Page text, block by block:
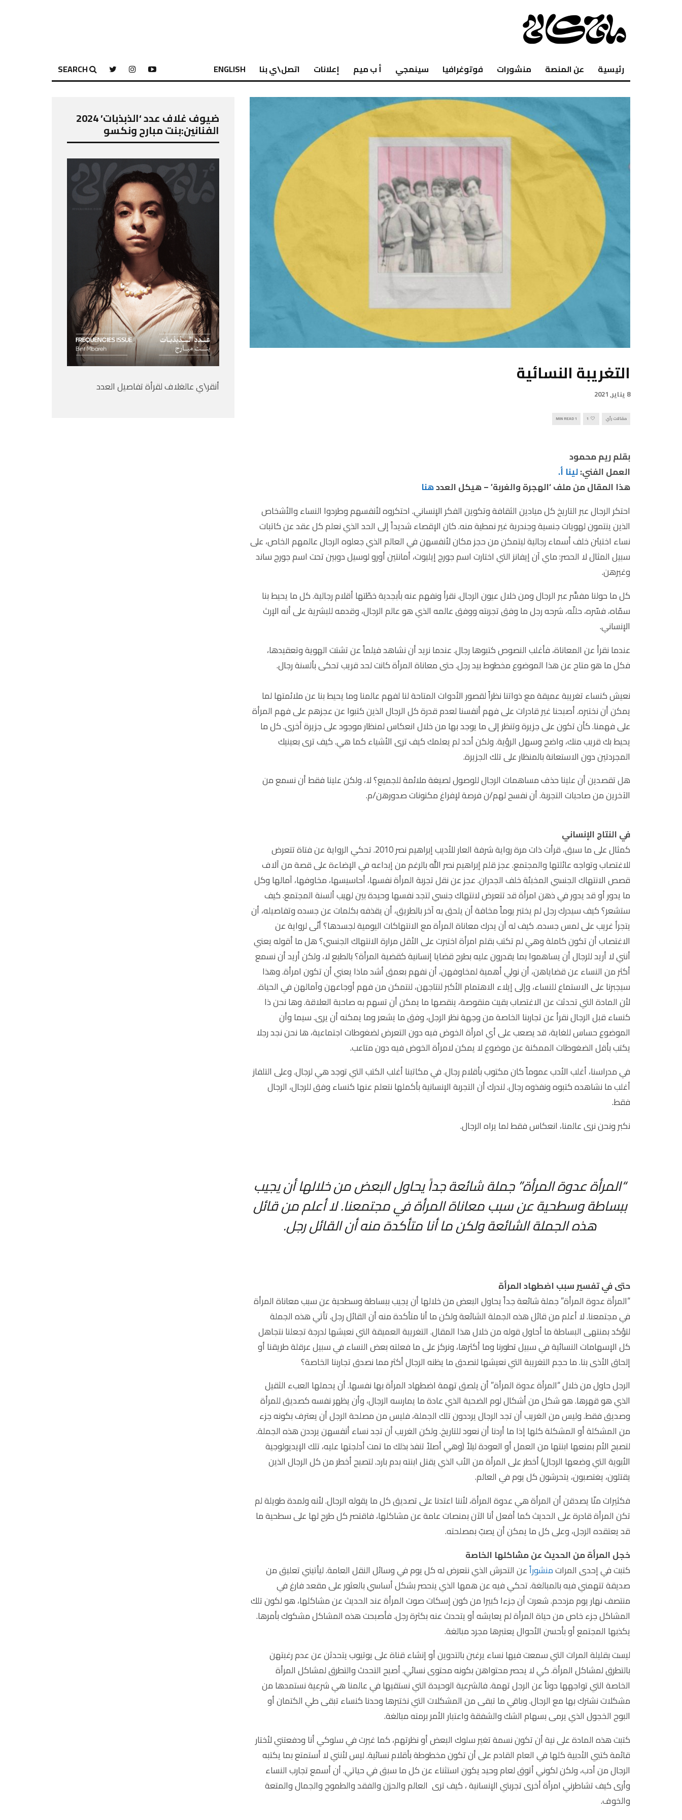
رئيسية عن المنصة منشورات فوتوغرافيا سينمجي أ ب ميم إعلانات اتصل\ي بنا ENGLISH
SEARCH
التغريبة النسائية
8 يناير, 2021
مقالات رأي 1
1 MIN READ
بقلم ريم محمود
العمل الفني:لينا أ.
هذا المقال من ملف ‘الهجرة والغربة’ – هيكل العددهنا
احتكر الرجال عبر التاريخ كل ميادين الثقافة وتكوين الفكر الإنساني. احتكروه لأنفسهم وطردوا النساء والأشخاص
الذين ينتمون لهويات جنسية وجندرية غير نمطية منه. كان الإقصاء شديداً إلى الحد الذي نعلم كل عقد عن كاتبات
نساء اختبئن خلف أسماء رجالية ليتمكن من حجز مكان لأنفسهن في العالم الذي جعلوه الرجال عالمهم الخاص، على
سبيل المثال لا الحصر: ماي آن إيفانز التي اختارت اسم جورج إيليوت، أمانتين أورو لوسيل دوبين تحت اسم جورج ساند
وغيرهن.
كل ما حولنا مفسَّر عبر الرجال ومن خلال عيون الرجال. نقرأ ونفهم عنه بأبجدية خطّتها أقلام رجالية. كل ما يحيط بنا
سمّاه، فسّره، حللّه، شرحه رجل ما وفق تجربته ووفق عالمه الذي هو عالم الرجال، وقدمه للبشرية على أنه الإرث
الإنساني.
عندما نقرأ عن المعاناة، فأغلب النصوص كتبوها رجال. عندما نريد أن نشاهد فيلماً عن تشتت الهوية وتعقيدها،
فكل ما هو متاح عن هذا الموضوع مخطوط بيد رجل. حتى معاناة المرأة كانت لحد قريب تحكى بألسنة رجال.
نعيش كنساء تغريبة عميقة مع ذواتنا نظراً لقصور الأدوات المتاحة لنا لفهم عالمنا وما يحيط بنا عن ملائمتها لما
يمكن أن نختبره. أصبحنا غير قادرات على فهم أنفسنا لعدم قدرة كل الرجال الذين كتبوا عن عجزهم على فهم المرأة
على فهمنا. كأن تكون على جزيرة وتنظر إلى ما يوجد بها من خلال انعكاس لمنظار موجود على جزيرة أخرى. كل ما
يحيط بك قريب منك، واضح وسهل الرؤية. ولكن أحد لم يعلمك كيف ترى الأشياء كما هي. كيف ترى بعينيك
المجردتين دون الاستعانة بالمنظار على تلك الجزيرة.
هل تقصدين أن علينا حذف مساهمات الرجال للوصول لصيغة ملائمة للجميع؟ لا، ولكن علينا فقط أن نسمع من
الآخرين من صاحبات التجربة. أن نفسح لهم/ن فرصة لإفراغ مكنونات صدورهن/م.
في النتاج الإنساني
كمثال على ما سبق، قرأت ذات مرة رواية شرفة العار للأديب إبراهيم نصر 2010. تحكي الرواية عن فتاة تتعرض
للاغتصاب وتواجه عائلتها والمجتمع. عجز قلم إبراهيم نصر الله بالرغم من إبداعه في الإضاءة على قصة من آلاف
قصص الانتهاك الجنسي المخبئة خلف الجدران. عجز عن نقل تجربة المرأة نفسها، أحاسيسها، مخاوفها، آمالها وكل
ما يدور أو قد يدور في ذهن امرأة قد تتعرض لانتهاك جنسي لتجد نفسها وحيدة بين لهيب ألسنة المجتمع. كيف
ستشعر؟ كيف سيدرك رجل لم يختبر يوماً مخافة أن يلحق به آخر بالطريق، أن يقذفه بكلمات عن جسده وتفاصيله، أن
يتجرأ غريب على لمس جسده. كيف له أن يدرك معاناة المرأة مع الانتهاكات اليومية لجسدها؟ أنّى لرواية عن
الاغتصاب أن تكون كاملة وهي لم تكتب بقلم امرأة اختبرت على الأقل مرارة الانتهاك الجنسي؟ هل ما أقوله يعني
أنني لا أريد للرجال أن يساهموا بما يقدرون عليه بطرح قضايا إنسانية كقضية المرأة؟ بالطبع لا، ولكن أريد أن نسمع
أكثر من النساء عن قضاياهن، أن نولي أهمية لمخاوفهن، أن نفهم بعمق أشد ماذا يعني أن تكون امرأة. وهذا
سيجبرنا على الاستماع للنساء، وإلى إيلاء الاهتمام الأكبر لنتاجهن، لنتمكن من فهم أوجاعهن وآمالهن في الحياة.
لأن المادة التي تحدثت عن الاغتصاب بقيت منقوصة، ينقصها ما يمكن أن تسهم به صاحبة العلاقة. وها نحن ذا
كنساء قبل الرجال نقرأ عن تجاربنا الخاصة من وجهة نظر الرجل، وفق ما يشعر وما يمكنه أن يرى. سيما وأن
الموضوع حساس للغاية، قد يصعب على أي امرأة الخوض فيه دون التعرض لضغوطات اجتماعية، ها نحن نجد رجلا
يكتب بأقل الضغوطات الممكنة عن موضوع لا يمكن لامرأة الخوض فيه دون متاعب.
في مدراسنا، أغلب الأدب عموماً كان مكتوب بأقلام رجال. في مكاتبنا أغلب الكتب التي توجد هي لرجال. وعلى التلفاز
أغلب ما نشاهده كتبوه ونفذوه رجال. لندرك أن التجربة الإنسانية بأكملها نتعلم عنها كنساء وفق للرجال، الرجال
فقط.
نكبر ونحن نرى عالمنا، انعكاس فقط لما يراه الرجال.
“المرأة عدوة المرأة” جملة شائعة جداً يحاول البعض من خلالها أن يجيب
ببساطة وسطحية عن سبب معاناة المرأة في مجتمعنا. لا أعلم من قائل
هذه الجملة الشائعة ولكن ما أنا متأكدة منه أن القائل رجل.
حتى في تفسير سبب اضطهاد المرأة
“المرأة عدوة المرأة” جملة شائعة جداً يحاول البعض من خلالها أن يجيب ببساطة وسطحية عن سبب معاناة المرأة
في مجتمعنا. لا أعلم من قائل هذه الجملة الشائعة ولكن ما أنا متأكدة منه أن القائل رجل. تأتي هذه الجملة
لتؤكد بمنتهى البساطة ما أحاول قوله من خلال هذا المقال. التغريبة العميقة التي نعيشها لدرجة تجعلنا نتجاهل
كل الإسهامات النسائية في سبيل تطورنا وما أكثرها، ونركز على ما فعلته بعض النساء في سبيل عرقلة طريقنا أو
إلحاق الأذى بنا. ما حجم التغريبة التي نعيشها لنصدق ما يظنه الرجال أكثر مما نصدق تجاربنا الخاصة؟
الرجل حاول من خلال “المرأة عدوة المرأة” أن يلصق تهمة اضطهاد المرأة بها نفسها. أن يحملها العبء الثقيل
الذي هو قهرها. هو شكل من أشكال لوم الضحية الذي عادة ما يمارسه الرجال، وأن يظهر نفسه كصديق للمرأة
وصديق فقط. وليس من الغريب أن تجد الرجال يرددون تلك الجملة، فليس من مصلحة الرجل أن يعترف بكونه جزء
من المشكلة أو المشكلة كلها إذا ما أردنا أن نعود للتاريخ. ولكن الغريب أن تجد نساء أنفسهن يرددن هذه الجملة.
لتصبح الأم بمنعها ابنتها من العمل أو العودة ليلاً (وهي أصلاً تنفذ بذلك ما تمت أدلجتها عليه، تلك الإيديولوجية
الأبوية التي وضعها الرجال) أخطر على المرأة من الأب الذي يقتل ابنته بدم بارد. لتصبح أخطر من كل الرجال الذين
يقتلون، يغتصبون، يتحرشون كل يوم في العالم.
فكثيرات منّا يصدقن أن المرأة هي عدوة المرأة، لأننا اعتدنا على تصديق كل ما يقوله الرجال. لأنه ولمدة طويلة لم
تكن المرأة قادرة على الحديث كما أفعل أنا الآن بمنصات عامة عن مشاكلها، فاقتصر كل طرح لها على سطحية ما
قد يعتقده الرجل، وعلى كل ما يمكن أن يصبّ بمصلحته.
خجل المرأة من الحديث عن مشاكلها الخاصة
كتبت في إحدى المراتمنشوراًعن التحرش الذي نتعرض له كل يوم في وسائل النقل العامة. ليأتيني تعليق من
صديقة تتهمني فيه بالمبالغة. تحكي فيه عن همها الذي ينحصر بشكل أساسي بالعثور على مقعد فارغ في
منتصف نهار يوم مزدحم. شعرت أن جزءا كبيرا من كون إسكات صوت المرأة عند الحديث عن مشاكلها، هو لكون تلك
المشاكل جزء خاص من حياة المرأة لم يعايشه أو يتحدث عنه بكثرة رجل. فأصبحت هذه المشاكل مشكوك بأمرها.
يكذبها المجتمع أو بأحسن الأحوال يعتبرها مجرد مبالغة.
ليست بقليلة المرات التي سمعت فيها نساء يرغبن بالتدوين أو إنشاء قناة على يوتيوب يتحدثن عن عدم رغبتهن
بالتطرق لمشاكل المرأة. كي لا يحصر محتواهن بكونه محتوى نسائي. أصبح التحدث والتطرق لمشاكل المرأة
الخاصة التي تواجهها دوناً عن الرجل تهمة. فالشرعية الوحيدة التي نستقيها في عالمنا هي شرعية نستمدها من
مشكلات نشترك بها مع الرجال. وباقي ما تبقى من المشكلات التي نختبرها وحدنا كنساء تبقى طي الكتمان أو
البوح الخجول الذي يرمى بسهام الشك والشفقة واعتبار الأمر برمته مبالغة.
كتبت هذه المادة على نية أن تكون نسمة تغير سلوك البعض أو نظرتهم، كما غيرت في سلوكي أنا ودفعتني لأختار
قائمة كتبي الأدبية كلها في العام القادم على أن تكون مخطوطة بأقلام نسائية. ليس لأنني لا أستمتع بما يكتبه
الرجال من أدب، ولكن لكوني أتوق لعام وحيد يكون استثناء عن كل ما سبق في حياتي. أن أسمع تجارب النساء
وأرى كيف تشاطرني امرأة أخرى تجربتي الإنسانية ، كيف ترى العالم والحزن والفقد والطموح والجمال والمتعة
والخوف.
ضيوف غلاف عدد ‘الذبذبات’ 2024
الفنانين:بنت مبارح ونكسو
أنقر\ي عالغلاف لقرأة تفاصيل العدد